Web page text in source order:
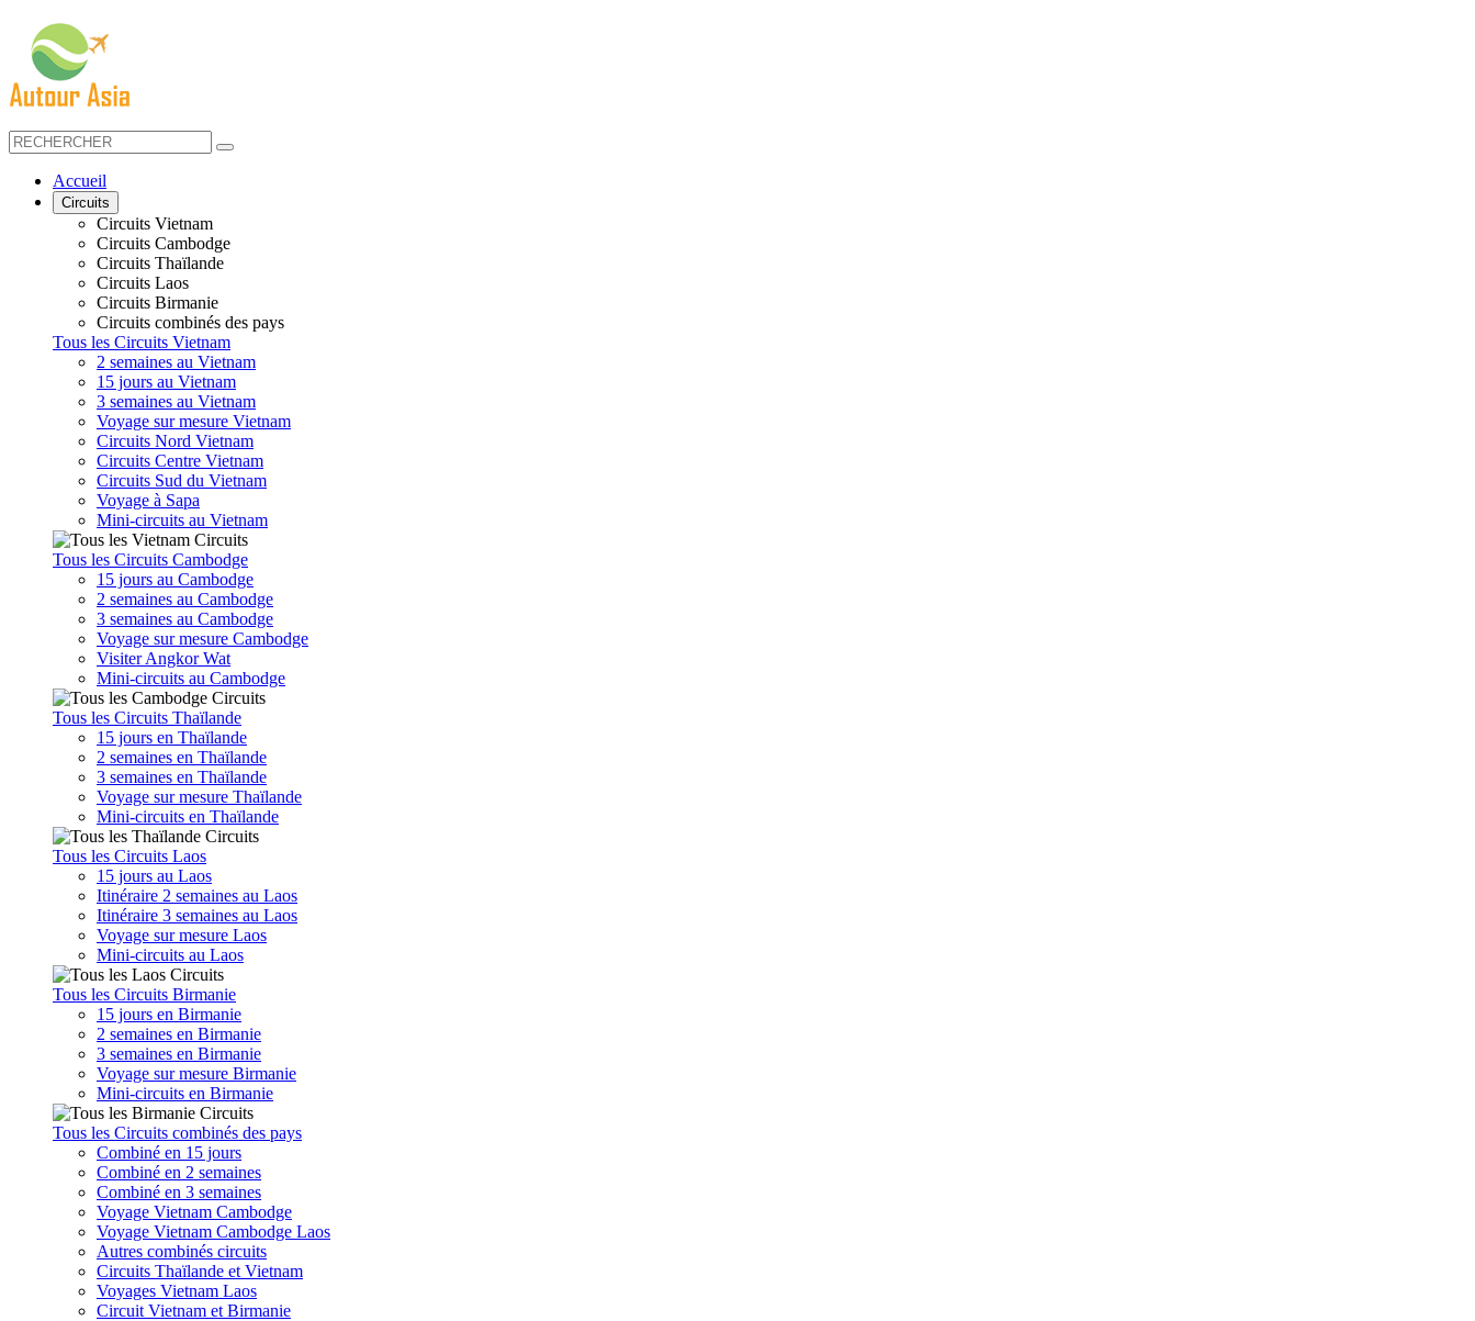
Accueil
Circuits
Circuits Vietnam
Circuits Cambodge
Circuits Thaïlande
Circuits Laos
Circuits Birmanie
Circuits combinés des pays
Tous les Circuits Vietnam
2 semaines au Vietnam
15 jours au Vietnam
3 semaines au Vietnam
Voyage sur mesure Vietnam
Circuits Nord Vietnam
Circuits Centre Vietnam
Circuits Sud du Vietnam
Voyage à Sapa
Mini-circuits au Vietnam
Tous les Circuits Cambodge
15 jours au Cambodge
2 semaines au Cambodge
3 semaines au Cambodge
Voyage sur mesure Cambodge
Visiter Angkor Wat
Mini-circuits au Cambodge
Tous les Circuits Thaïlande
15 jours en Thaïlande
2 semaines en Thaïlande
3 semaines en Thaïlande
Voyage sur mesure Thaïlande
Mini-circuits en Thaïlande
Tous les Circuits Laos
15 jours au Laos
Itinéraire 2 semaines au Laos
Itinéraire 3 semaines au Laos
Voyage sur mesure Laos
Mini-circuits au Laos
Tous les Circuits Birmanie
15 jours en Birmanie
2 semaines en Birmanie
3 semaines en Birmanie
Voyage sur mesure Birmanie
Mini-circuits en Birmanie
Tous les Circuits combinés des pays
Combiné en 15 jours
Combiné en 2 semaines
Combiné en 3 semaines
Voyage Vietnam Cambodge
Voyage Vietnam Cambodge Laos
Autres combinés circuits
Circuits Thaïlande et Vietnam
Voyages Vietnam Laos
Circuit Vietnam et Birmanie